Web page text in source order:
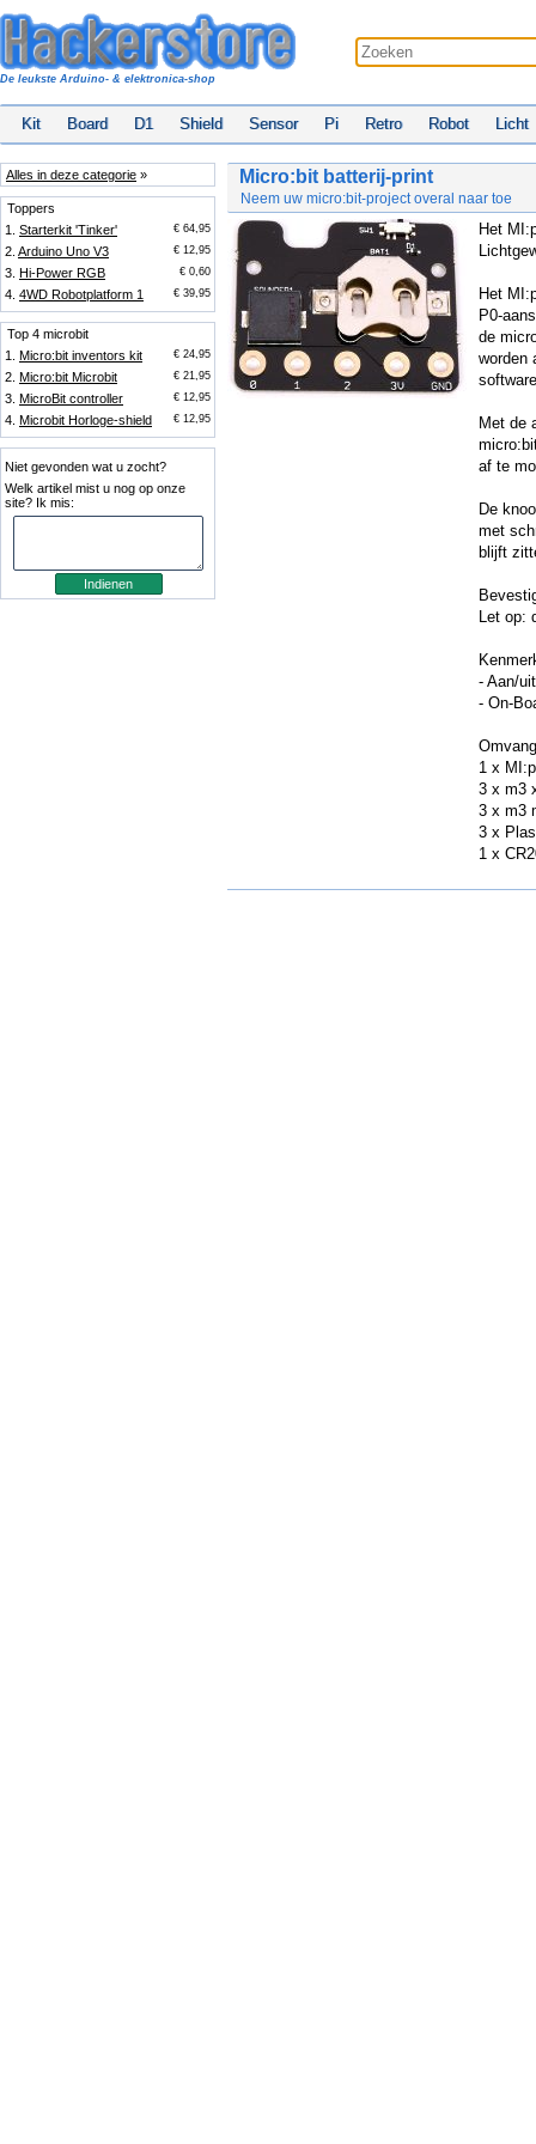
De leukste Arduino- & elektronica-shop
Kit Board D1 Shield Sensor Pi Retro Robot Licht
Alles in deze categorie »
Toppers
1. Starterkit 'Tinker' € 64,95
2. Arduino Uno V3 € 12,95
3. Hi-Power RGB € 0,60
4. 4WD Robotplatform 1 € 39,95
Top 4 microbit
1. Micro:bit inventors kit € 24,95
2. Micro:bit Microbit € 21,95
3. MicroBit controller € 12,95
4. Microbit Horloge-shield € 12,95
Niet gevonden wat u zocht?
Welk artikel mist u nog op onze
site? Ik mis:
Micro:bit batterij-print
Neem uw micro:bit-project overal naar toe
Het
Het
P0-
de
worden
Met de
af te
De
met
blijft
Let op:
- Aan/
- On-
1 x
3 x m3
3 x m3
3 x
1 x